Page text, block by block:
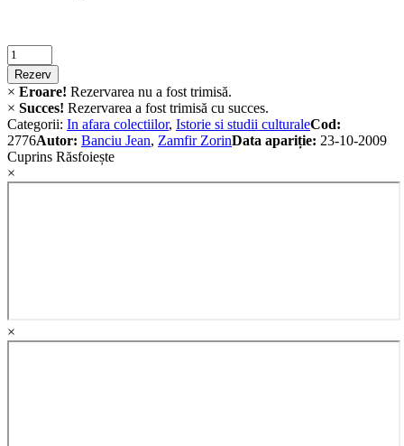
Criminalistica
quantity
Rezerv
× Eroare! Rezervarea nu a fost trimisă.
× Succes! Rezervarea a fost trimisă cu succes.
Categorii: In afara colectiilor, Istorie si studii culturaleCod:
2776Autor: Banciu Jean, Zamfir ZorinData apariție: 23-10-2009
Cuprins Răsfoiește
×
×